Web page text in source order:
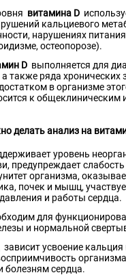
витамина D
кальциевого
нарушениях
остеопорозе).
D выполняется для
также ряда хронических
в организме
к общеклиническим
делать анализ на
уровень
предупреждает
организма,
почек и мышц,
и работы сердца.
для
и нормальной
зависит усвоение кальция
болезням сердца.